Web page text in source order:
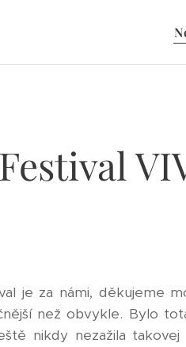
Festival
je za námi, děkujeme
než obvykle. Bylo
nikdy nezažila takovej